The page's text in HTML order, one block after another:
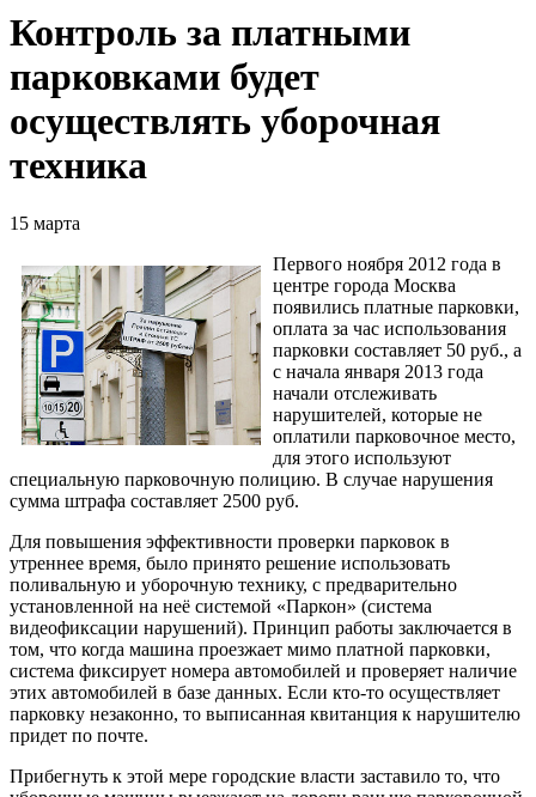
Контроль за платными
парковками будет
осуществлять уборочная
техника
15 марта
Первого ноября 2012 года в
центре города Москва
появились платные парковки,
оплата за час использования
парковки составляет 50 руб., а
с начала января 2013 года
начали отслеживать
нарушителей, которые не
оплатили парковочное место,
для этого используют
специальную парковочную полицию. В случае нарушения
сумма штрафа составляет 2500 руб.
Для повышения эффективности проверки парковок в
утреннее время, было принято решение использовать
поливальную и уборочную технику, с предварительно
установленной на неё системой «Паркон» (система
видеофиксации нарушений). Принцип работы заключается в
том, что когда машина проезжает мимо платной парковки,
система фиксирует номера автомобилей и проверяет наличие
этих автомобилей в базе данных. Если кто-то осуществляет
парковку незаконно, то выписанная квитанция к нарушителю
придет по почте.
Прибегнуть к этой мере городские власти заставило то, что